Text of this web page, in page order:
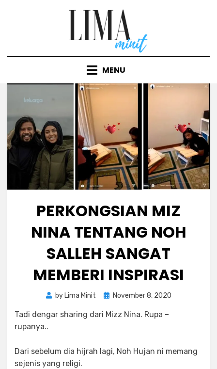
MENU
PERKONGSIAN MIZ
NINA TENTANG NOH
SALLEH SANGAT
MEMBERI INSPIRASI
by Lima Minit
PostedNovember 8, 2020
Tadi dengar sharing dari Mizz Nina. Rupa –
rupanya..
Dari sebelum dia hijrah lagi, Noh Hujan ni memang
sejenis yang religi.